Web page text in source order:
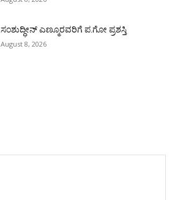
ಸಂಶುದ್ಧೀನ್ ಎಣ್ಮೂರವರಿಗೆ ಪ.ಗೋ ಪ್ರಶಸ್ತಿ
August 8, 2026